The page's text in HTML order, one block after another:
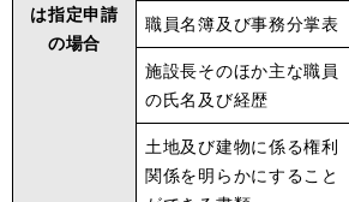
は指定申請
の場合
職員名簿及び事務分掌表
施設長そのほか主な職員
の氏名及び経歴
土地及び建物に係る権利
関係を明らかにすること